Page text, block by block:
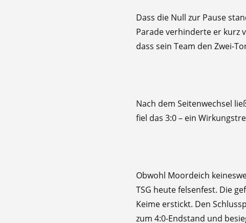
​Dass die Null zur Pause
Parade verhinderte er kurz
dass sein Team den Zwei-
​Nach dem Seitenwechsel
fiel das 3:0 – ein
​Obwohl Moordeich
TSG heute felsenfest. Die
Keime erstickt. Den
zum 4:0-Endstand und